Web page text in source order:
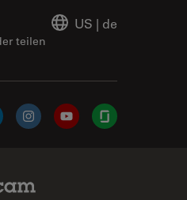
teilen
US | de
InstagramYouTubeGlassdoor